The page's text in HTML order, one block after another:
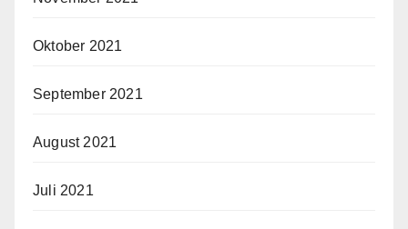
Oktober 2021
September 2021
August 2021
Juli 2021